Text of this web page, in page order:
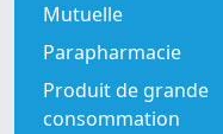
Mutuelle
Parapharmacie
Produit de grande
consommation